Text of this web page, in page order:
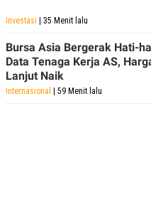
Investasi | 35 Menit lalu
Bursa Asia Bergerak Hati-
Data Tenaga Kerja AS,
Lanjut Naik
Internasional | 59 Menit lalu